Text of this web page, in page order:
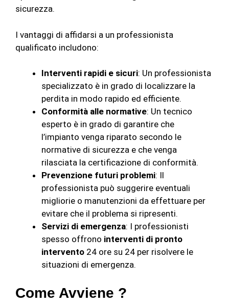
sicurezza.
I vantaggi di affidarsi a un professionista
qualificato includono:
Interventi rapidi e sicuri: Un professionista
specializzato è in grado di localizzare la
perdita in modo rapido ed efficiente.
Conformità alle normative: Un tecnico
esperto è in grado di garantire che
l’impianto venga riparato secondo le
normative di sicurezza e che venga
rilasciata la certificazione di conformità.
Prevenzione futuri problemi: Il
professionista può suggerire eventuali
migliorie o manutenzioni da effettuare per
evitare che il problema si ripresenti.
Servizi di emergenza: I professionisti
spesso offrono interventi di pronto
intervento 24 ore su 24 per risolvere le
situazioni di emergenza.
Come Avviene ?